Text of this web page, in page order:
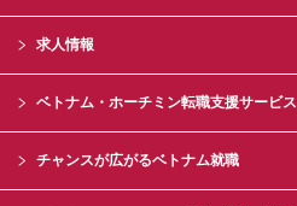
求人情報
ベトナム・ホーチミン転職支援サービス
チャンスが広がるベトナム就職